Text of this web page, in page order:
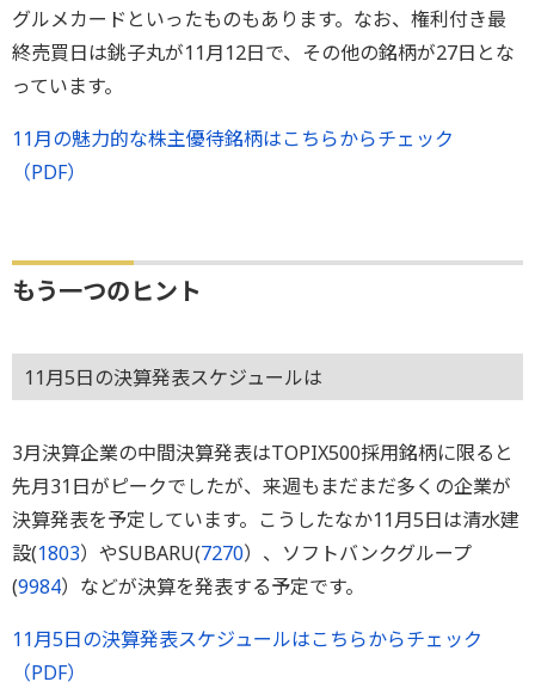
グルメカードといったものもあります。なお、権利付き最
終売買日は銚子丸が11月12日で、その他の銘柄が27日とな
っています。
11月の魅力的な株主優待銘柄はこちらからチェック
（PDF）
もう一つのヒント
11月5日の決算発表スケジュールは
3月決算企業の中間決算発表はTOPIX500採用銘柄に限ると
先月31日がピークでしたが、来週もまだまだ多くの企業が
決算発表を予定しています。こうしたなか11月5日は清水建
設(1803）やSUBARU(7270）、ソフトバンクグループ
(9984）などが決算を発表する予定です。
11月5日の決算発表スケジュールはこちらからチェック
（PDF）